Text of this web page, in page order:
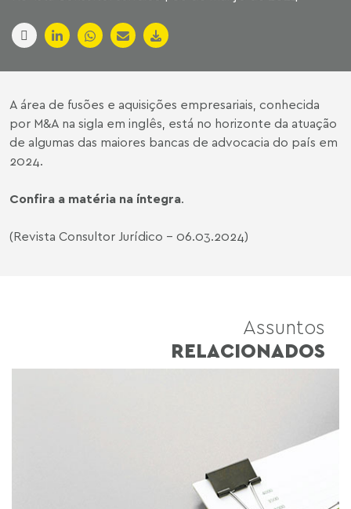
A área de fusões e aquisições empresariais, conhecida
por M&A na sigla em inglês, está no horizonte da atuação
de algumas das maiores bancas de advocacia do país em
2024.
Confira a matéria na íntegra.
(Revista Consultor Jurídico - 06.03.2024)
Assuntos
RELACIONADOS